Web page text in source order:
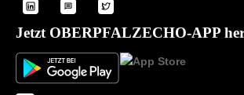
Jetzt OBERPFALZECHO-APP